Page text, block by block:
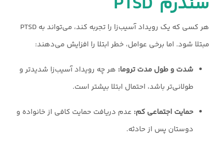
هر کسی که یک رویداد آسیب‌زا را تجربه کند، می‌تواند به PTSD
مبتلا شود. اما برخی عوامل، خطر ابتلا را افزایش می‌دهند:
شدت و طول مدت تروما: هر چه رویداد آسیب‌زا شدیدتر و
طولانی‌تر باشد، احتمال ابتلا بیشتر است.
حمایت اجتماعی کم: عدم دریافت حمایت کافی از خانواده و
دوستان پس از حادثه.